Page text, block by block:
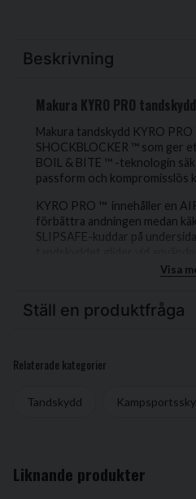
Beskrivning
Makura KYRO PRO tandskydd
Makura tandskydd KYRO
SHOCKBLOCKER ™ som ger
BOIL & BITE ™ -teknologin
passform och kompromisslös
KYRO PRO ™ innehåller en
förbättra andningen medan
SLIPSAFE-kuddar på
Visa
Ställ en produktfråga
Fråga oss något om denna
Relaterade kategorier
Tandskydd
Liknande produkter